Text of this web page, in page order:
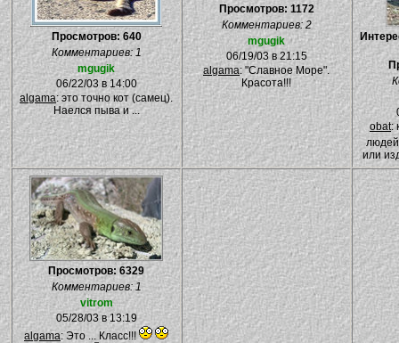
Просмотров: 640
Комментариев: 1
mgugik
06/22/03 в 14:00
algama: это точно кот (самец).
Наелся пыва и ...
Просмотров: 1172
Комментариев: 2
mgugik
06/19/03 в 21:15
algama: "Славное Море".
Красота!!!
obat:
или
Просмотров: 6329
Комментариев: 1
vitrom
05/28/03 в 13:19
algama: Это ... Класс!!!